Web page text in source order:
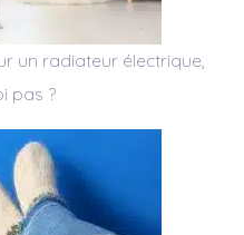
un radiateur électrique,
pas ?